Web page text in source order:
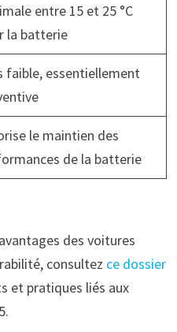
entre 15 et 25 °C
la batterie
faible, essentiellement
le maintien des
de la batterie
des voitures
consultez ce dossier
et pratiques liés aux